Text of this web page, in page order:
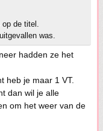
op de titel.
was.
hadden ze het
heb je maar 1 VT.
dan wil je alle
om het weer van de